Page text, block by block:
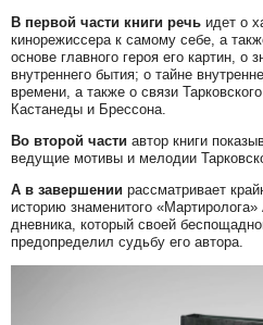
В первой части книги речь идет о
кинорежиссера к самому себе, а
основе главного героя его картин, о
внутреннего бытия; о тайне
времени, а также о связи
Кастанеды и Брессона.
Во второй части автор книги
ведущие мотивы и мелодии
А в завершении рассматривает
историю знаменитого
дневника, который своей
предопределил судьбу его автора.